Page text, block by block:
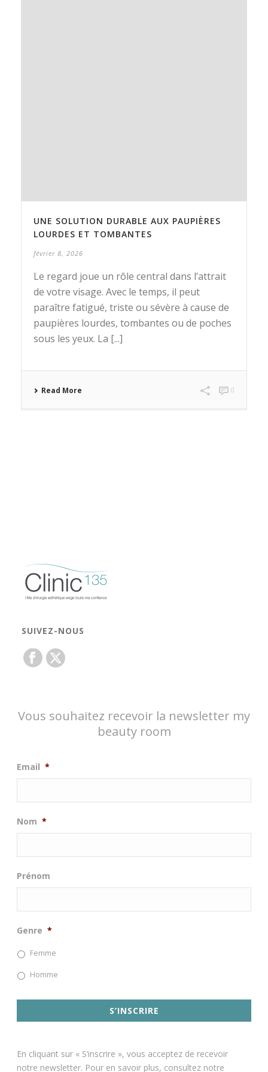
UNE SOLUTION DURABLE AUX PAUPIÈRES
LOURDES ET TOMBANTES
février 8, 2026
Le regard joue un rôle central dans l’attrait
de votre visage. Avec le temps, il peut
paraître fatigué, triste ou sévère à cause de
paupières lourdes, tombantes ou de poches
sous les yeux. La [...]
Read More 0
SUIVEZ-NOUS
Vous souhaitez recevoir la newsletter my
beauty room
Email *
Nom *
Prénom
Genre *
Femme
Homme
En cliquant sur « S’inscrire », vous acceptez de recevoir
notre newsletter. Pour en savoir plus, consultez notre